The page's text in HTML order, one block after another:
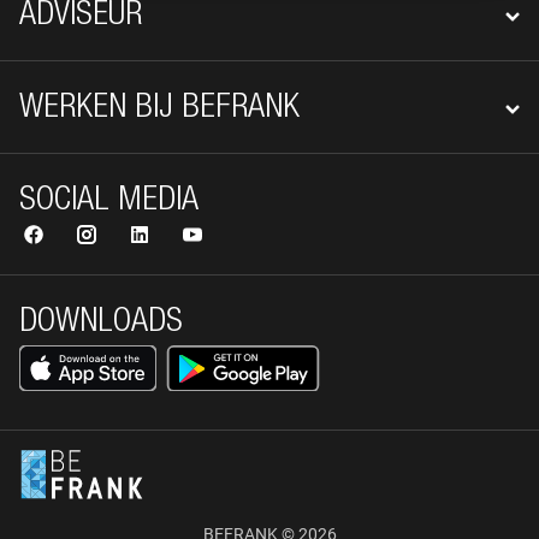
ADVISEUR
WERKEN BIJ BEFRANK
DOWNLOADS
SOCIAL MEDIA
BEFRANK © 2026